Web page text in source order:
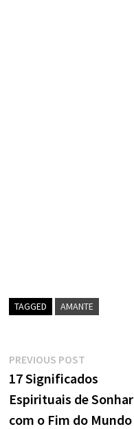
TAGGED AMANTE
Navegação
de
artigos
PREVIOUS POSTPrevious
post:
17 Significados
Espirituais de Sonhar
com o Fim do Mundo